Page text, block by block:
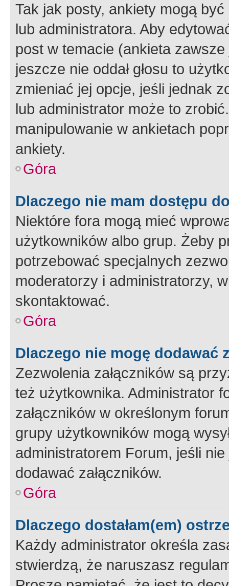
Tak jak posty, ankiety mogą
lub administratora. Aby
post w temacie (ankieta
jeszcze nie oddał głosu to
zmieniać jej opcje, jeśli jednak
lub administrator może to
manipulowanie w ankietach
ankiety.
Góra
Dlaczego nie mam dostępu
Niektóre fora mogą mieć
użytkowników albo grup. Żeby
potrzebować specjalnych
moderatorzy i administratorzy,
skontaktować.
Góra
Dlaczego nie mogę dodawać
Zezwolenia załączników są
też użytkownika. Administrator
załączników w określonym
grupy użytkowników mogą
administratorem Forum, jeśli
dodawać załączników.
Góra
Dlaczego dostałam(em)
Każdy administrator określa
stwierdzą, że naruszasz